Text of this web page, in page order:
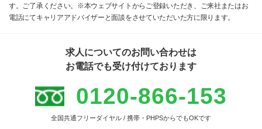
す。ご了承ください。※本ウェブサイトからご登録いただき、ご来社またはお
電話にてキャリアアドバイザーと面談をさせていただいた方に限ります。
求人についてのお問い合わせは
お電話でも受け付けております
0120-866-153
全国共通フリーダイヤル / 携帯・PHPSからでもOKです